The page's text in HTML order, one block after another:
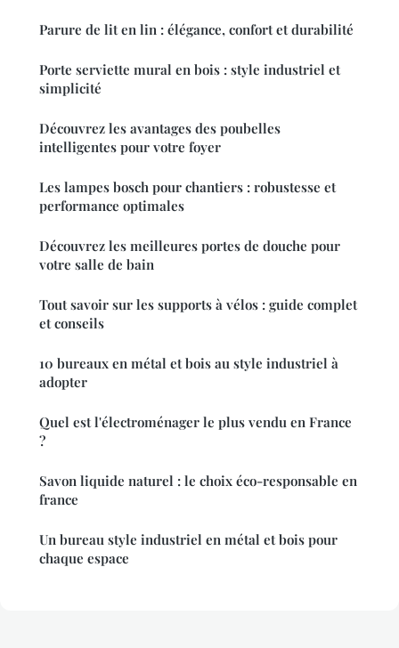
Parure de lit en lin : élégance, confort et durabilité
Porte serviette mural en bois : style industriel et
simplicité
Découvrez les avantages des poubelles
intelligentes pour votre foyer
Les lampes bosch pour chantiers : robustesse et
performance optimales
Découvrez les meilleures portes de douche pour
votre salle de bain
Tout savoir sur les supports à vélos : guide complet
et conseils
10 bureaux en métal et bois au style industriel à
adopter
Quel est l'électroménager le plus vendu en France
?
Savon liquide naturel : le choix éco-responsable en
france
Un bureau style industriel en métal et bois pour
chaque espace